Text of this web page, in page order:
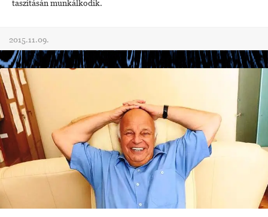
taszításán munkálkodik.
2015.11.09.